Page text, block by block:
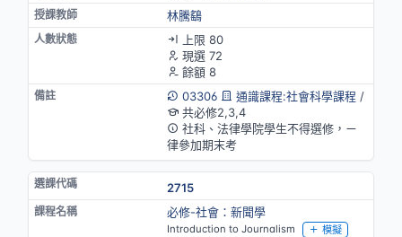
林騰鷂
上限 80
現選 72
餘額 8
03306
通識課程:社會科學課程 /
共必修2,3,4
社科、法律學院學生不得選修，ㄧ
律參加期末考
2715
必修-社會：新聞學
Introduction to Journalism 模擬